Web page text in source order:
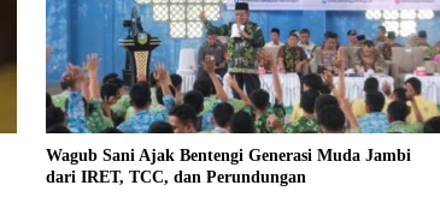
Wagub Sani Ajak Bentengi Generasi Muda Jambi
dari IRET, TCC, dan Perundungan